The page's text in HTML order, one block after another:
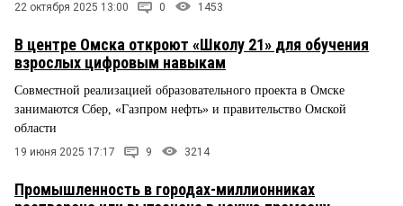
22 октября 2025 13:00 0 1453
В центре Омска откроют «Школу 21» для обучения
взрослых цифровым навыкам
Совместной реализацией образовательного проекта в Омске
занимаются Сбер, «Газпром нефть» и правительство Омской
области
19 июня 2025 17:17 9 3214
Промышленность в городах-миллионниках